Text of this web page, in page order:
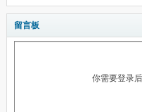
留言板
你需要登录